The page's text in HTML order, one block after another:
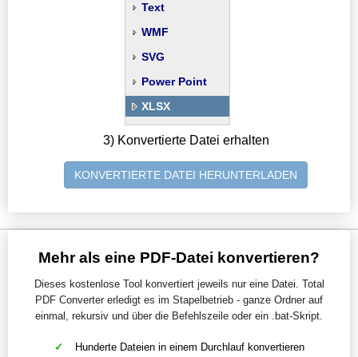
Text
WMF
SVG
Power Point
XLSX
3) Konvertierte Datei erhalten
KONVERTIERTE DATEI HERUNTERLADEN
Mehr als eine PDF-Datei konvertieren?
Dieses kostenlose Tool konvertiert jeweils nur eine Datei. Total
PDF Converter erledigt es im Stapelbetrieb - ganze Ordner auf
einmal, rekursiv und über die Befehlszeile oder ein .bat-Skript.
Hunderte Dateien in einem Durchlauf konvertieren